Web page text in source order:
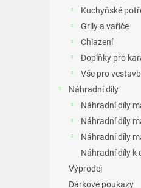
Kuchyňské
Grily a vařiče
Chlazení
Doplňky pro
Vše pro
Náhradní díly
Náhradní díly
Náhradní díly
Náhradní díly
Náhradní díly k
Výprodej
Dárkové poukazy